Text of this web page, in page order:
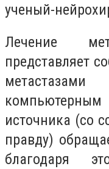
ученый-
Лечение
представляет
источника (со
правду)
благодаря